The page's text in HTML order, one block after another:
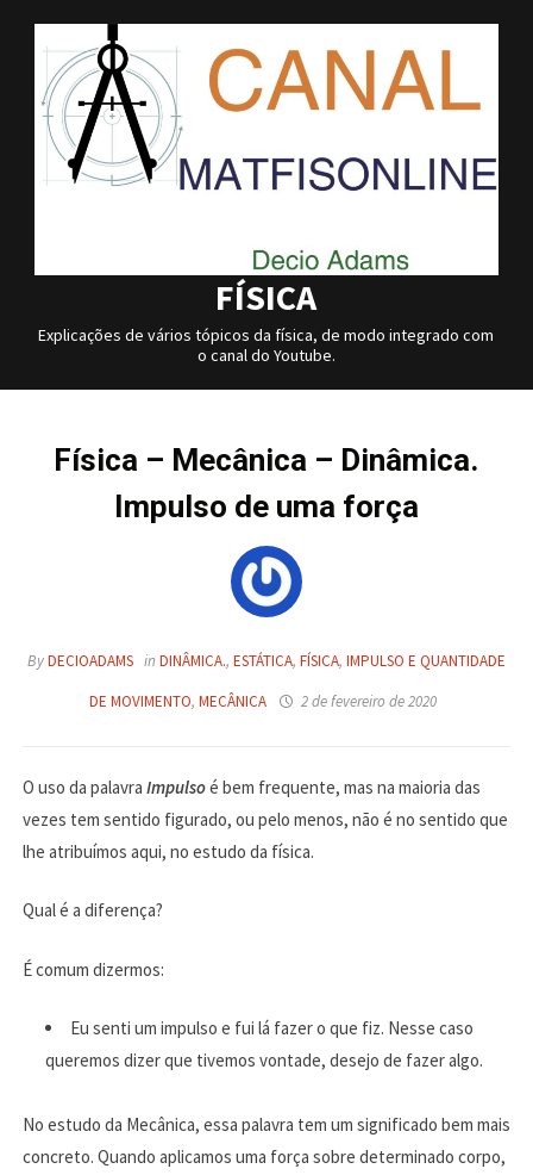
to
content
FÍSICA
Explicações de vários tópicos da física, de modo integrado com
o canal do Youtube.
Física – Mecânica – Dinâmica.
Impulso de uma força
ByDECIOADAMS in DINÂMICA., ESTÁTICA, FÍSICA, IMPULSO E QUANTIDADE
DE MOVIMENTO, MECÂNICA 2 de fevereiro de 2020
O uso da palavra Impulsoé bem frequente, mas na maioria das
vezes tem sentido figurado, ou pelo menos, não é no sentido que
lhe atribuímos aqui, no estudo da física.
Qual é a diferença?
É comum dizermos:
Eu senti um impulso e fui lá fazer o que fiz. Nesse caso
queremos dizer que tivemos vontade, desejo de fazer algo.
No estudo da Mecânica, essa palavra tem um significado bem mais
concreto. Quando aplicamos uma força sobre determinado corpo,